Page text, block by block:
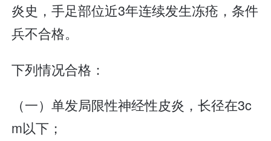
炎史，手足部位近3年连续发生冻疮，条件
兵不合格。
下列情况合格：
（一）单发局限性神经性皮炎，长径在3c
m以下；